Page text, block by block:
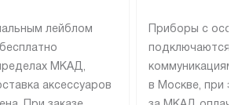
лейблом
МКАД,
аксессуаров
Приборы с
подключаются к
коммуникациям
в Москве, при